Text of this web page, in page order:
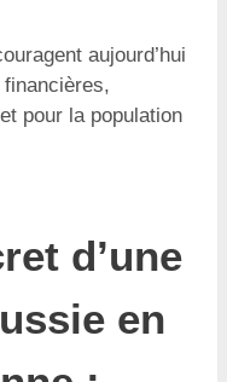
aujourd’hui
pour la population
d’une
en